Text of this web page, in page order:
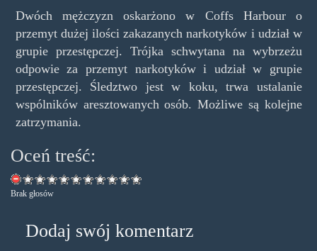
Dwóch mężczyzn oskarżono w Coffs Harbour o
przemyt dużej ilości zakazanych narkotyków i udział w
grupie przestępczej. Trójka schwytana na wybrzeżu
odpowie za przemyt narkotyków i udział w grupie
przestępczej. Śledztwo jest w koku, trwa ustalanie
wspólników aresztowanych osób. Możliwe są kolejne
zatrzymania.
Oceń treść:
Brak głosów
Dodaj swój komentarz